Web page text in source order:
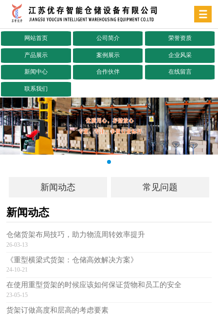
网站首页 公司简介 荣誉资质
产品展示 案例展示 企业风采
新闻中心 合作伙伴 在线留言
联系我们
新闻动态 常见问题
新闻动态
仓储货架布局技巧，助力物流周转效率提升
26-03-13
《重型横梁式货架：仓储高效解决方案》
24-10-21
在使用重型货架的时候应该如何保证货物和员工的安全
23-05-15
货架订做高度和层高的考虑要素